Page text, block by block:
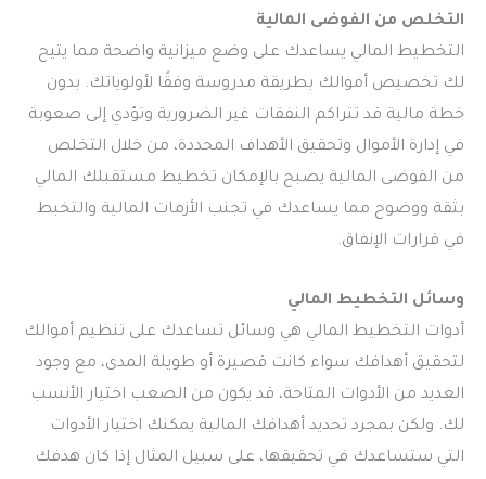
التخلص من الفوضى المالية
التخطيط المالي يساعدك على وضع ميزانية واضحة مما يتيح
لك تخصيص أموالك بطريقة مدروسة وفقًا لأولوياتك. بدون
خطة مالية قد تتراكم النفقات غير الضرورية وتؤدي إلى صعوبة
في إدارة الأموال وتحقيق الأهداف المحددة، من خلال التخلص
من الفوضى المالية يصبح بالإمكان تخطيط مستقبلك المالي
بثقة ووضوح مما يساعدك في تجنب الأزمات المالية والتخبط
في قرارات الإنفاق.
وسائل التخطيط المالي
أدوات التخطيط المالي هي وسائل تساعدك على تنظيم أموالك
لتحقيق أهدافك سواء كانت قصيرة أو طويلة المدى، مع وجود
العديد من الأدوات المتاحة، قد يكون من الصعب اختيار الأنسب
لك. ولكن بمجرد تحديد أهدافك المالية يمكنك اختيار الأدوات
التي ستساعدك في تحقيقها، على سبيل المثال إذا كان هدفك